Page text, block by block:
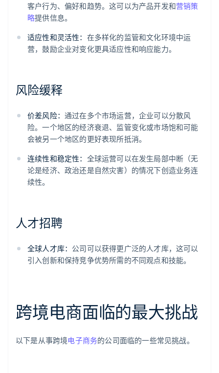
客户行为、偏好和趋势。这可以为产品开发和营销策
略提供信息。
适应性和灵活性： 在多样化的监管和文化环境中运
营，鼓励企业对变化更具适应性和响应能力。
风险缓释
价差风险： 通过在多个市场运营，企业可以分散风
险。一个地区的经济衰退、监管变化或市场饱和可能
会被另一个地区的更好表现所抵消。
连续性和稳定性： 全球运营可以在发生局部中断（无
论是经济、政治还是自然灾害）的情况下创造业务连
续性。
人才招聘
全球人才库： 公司可以获得更广泛的人才库，这可以
引入创新和保持竞争优势所需的不同观点和技能。
跨境电商面临的最大挑战
以下是从事跨境电子商务的公司面临的一些常见挑战。